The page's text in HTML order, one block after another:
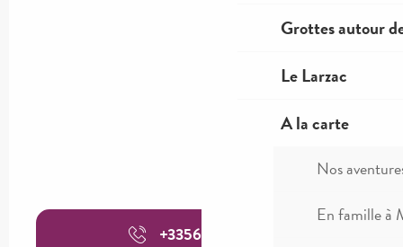
Grottes autour
Le Larzac
A la carte
Nos
En famille à
+335656000